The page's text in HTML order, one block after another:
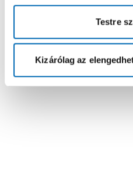
Testre
Kizárólag az